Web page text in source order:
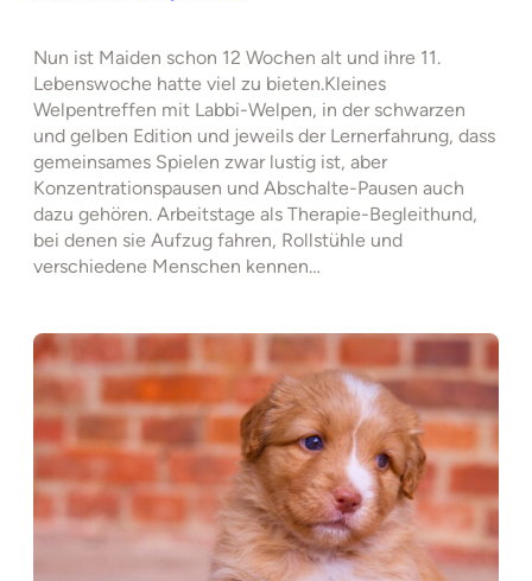
Nun ist Maiden schon 12 Wochen alt und ihre 11.
Lebenswoche hatte viel zu bieten.Kleines
Welpentreffen mit Labbi-Welpen, in der schwarzen
und gelben Edition und jeweils der Lernerfahrung, dass
gemeinsames Spielen zwar lustig ist, aber
Konzentrationspausen und Abschalte-Pausen auch
dazu gehören. Arbeitstage als Therapie-Begleithund,
bei denen sie Aufzug fahren, Rollstühle und
verschiedene Menschen kennen…